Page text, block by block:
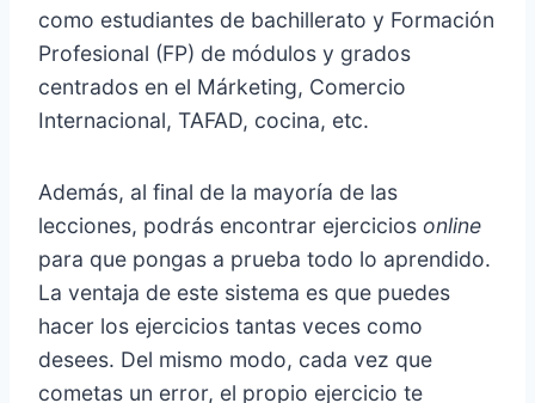
como estudiantes de bachillerato y Formación
Profesional (FP) de módulos y grados
centrados en el Márketing, Comercio
Internacional, TAFAD, cocina, etc.
Además, al final de la mayoría de las
lecciones, podrás encontrar ejercicios online
para que pongas a prueba todo lo aprendido.
La ventaja de este sistema es que puedes
hacer los ejercicios tantas veces como
desees. Del mismo modo, cada vez que
cometas un error, el propio ejercicio te